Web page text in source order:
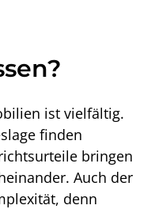
ist vielfältig.
finden
bringen
Auch der
denn